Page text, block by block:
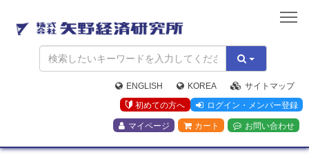
矢
野
経
済
研
究
所
ENGLISH KOREA
サイトマップ
初めての方へ
ログイン・メンバー登録
マイページ カート お問い合わせ